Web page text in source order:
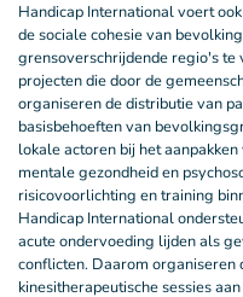
Handicap International voert
de sociale cohesie van
grensoverschrijdende regio's te
projecten die door de
organiseren de distributie van
basisbehoeften van
lokale actoren bij het
mentale gezondheid en
risicovoorlichting en training
Handicap International
acute ondervoeding lijden als
conflicten. Daarom organiseren
kinesitherapeutische sessies